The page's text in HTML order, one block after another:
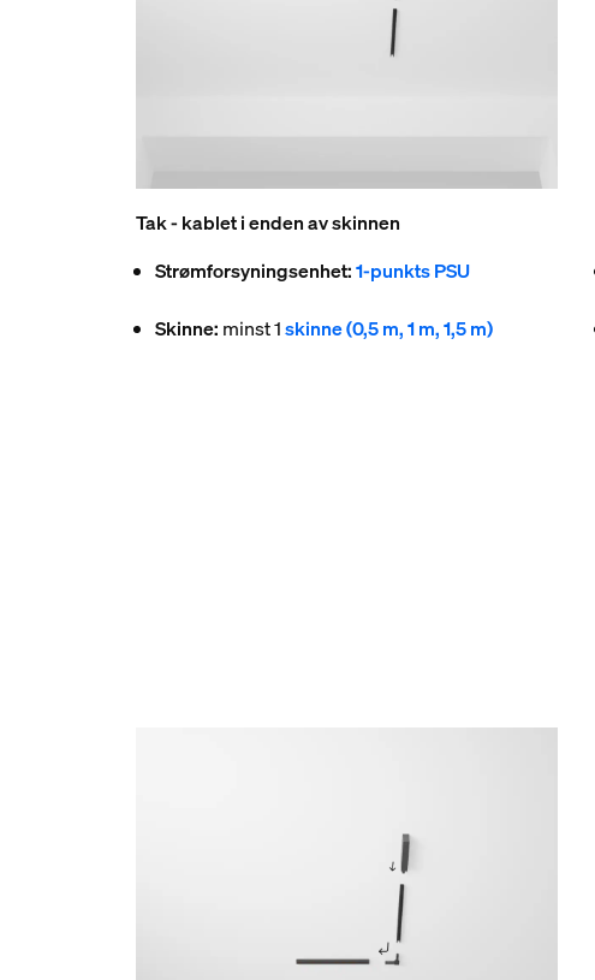
Tak - kablet i enden av skinnen
Strømforsyningsenhet:1-punkts PSU
Skinne: minst 1skinne (0,5 m, 1 m, 1,5 m)